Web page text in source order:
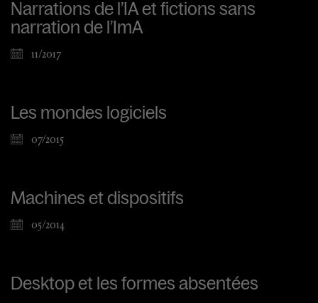
Narrations de l’IA et fictions sans
narration de l’ImA
11/2017
Les mondes logiciels
07/2015
Machines et dispositifs
05/2014
Desktop et les formes absentées